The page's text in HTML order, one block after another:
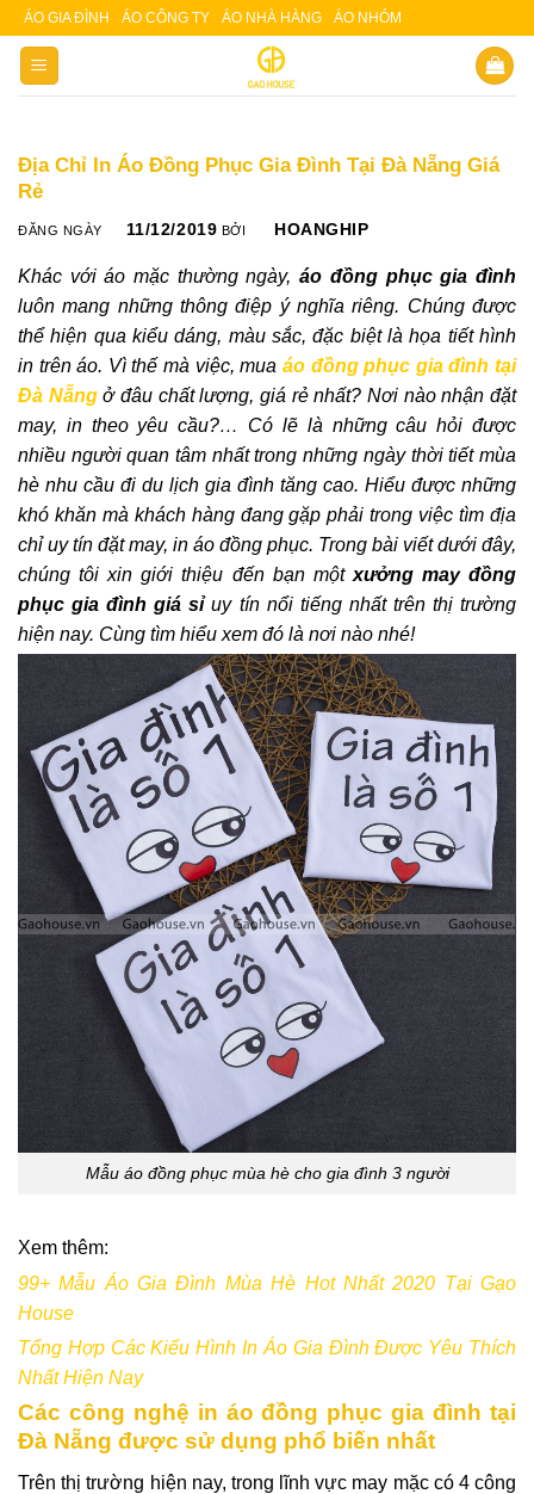
Skip
content
ÁO GIA ĐÌNH ÁO CÔNG TY ÁO NHÀ HÀNG ÁO NHÓM
Địa Chỉ In Áo Đồng Phục Gia Đình Tại Đà Nẵng Giá
Rẻ
ĐĂNG NGÀY 11/12/2019 BỞI HOANGHIP
Khác với áo mặc thường ngày,áo đồng phục gia đình
luôn mang những thông điệp ý nghĩa riêng. Chúng được
thể hiện qua kiểu dáng, màu sắc, đặc biệt là họa tiết hình
in trên áo. Vì thế mà việc, mua áo đồng phục gia đình tại
Đà Nẵng ở đâu chất lượng, giá rẻ nhất? Nơi nào nhận đặt
may, in theo yêu cầu?… Có lẽ là những câu hỏi được
nhiều người quan tâm nhất trong những ngày thời tiết mùa
hè nhu cầu đi du lịch gia đình tăng cao. Hiểu được những
khó khăn mà khách hàng đang gặp phải trong việc tìm địa
chỉ uy tín đặt may, in áo đồng phục. Trong bài viết dưới đây,
chúng tôi xin giới thiệu đến bạn một xưởng may đồng
phục gia đình giá sỉuy tín nổi tiếng nhất trên thị trường
hiện nay. Cùng tìm hiểu xem đó là nơi nào nhé!
Mẫu áo đồng phục mùa hè cho gia đình 3 người
Xem thêm:
99+ Mẫu Áo Gia Đình Mùa Hè Hot Nhất 2020 Tại Gạo
House
Tổng Hợp Các Kiểu Hình In Áo Gia Đình Được Yêu Thích
Nhất Hiện Nay
Các công nghệ in áo đồng phục gia đình tại
Đà Nẵng được sử dụng phổ biến nhất
Trên thị trường hiện nay, trong lĩnh vực may mặc có 4 công